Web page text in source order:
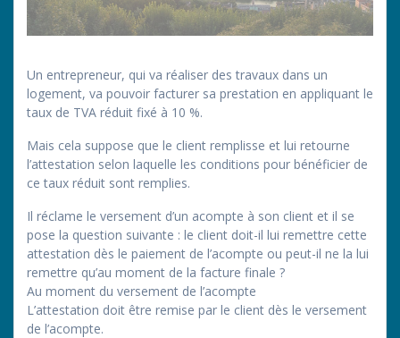
Un entrepreneur, qui va réaliser des travaux dans un
logement, va pouvoir facturer sa prestation en appliquant le
taux de TVA réduit fixé à 10 %.
Mais cela suppose que le client remplisse et lui retourne
l’attestation selon laquelle les conditions pour bénéficier de
ce taux réduit sont remplies.
Il réclame le versement d’un acompte à son client et il se
pose la question suivante : le client doit-il lui remettre cette
attestation dès le paiement de l’acompte ou peut-il ne la lui
remettre qu’au moment de la facture finale ?
Au moment du versement de l’acompte
L’attestation doit être remise par le client dès le versement
de l’acompte.